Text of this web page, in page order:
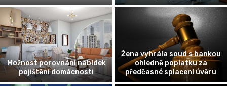
Možnost porovnání nabídek
pojištění domácnosti
Žena vyhrála soud s bankou
ohledně poplatku za
předčasné splacení úvěru